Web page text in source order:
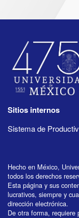
Sitios internos
Sistema de
Hecho en México,
todos los derechos
Esta página y sus
lucrativos, siempre y
dirección electrónica.
De otra forma, requiere